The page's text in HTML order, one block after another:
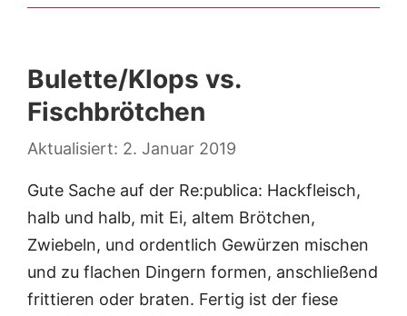
Bulette/Klops vs.
Fischbrötchen
2. Januar 2019
Gute Sache auf der Re:publica: Hackfleisch,
halb und halb, mit Ei, altem Brötchen,
Zwiebeln, und ordentlich Gewürzen mischen
und zu flachen Dingern formen, anschließend
frittieren oder braten. Fertig ist der fiese